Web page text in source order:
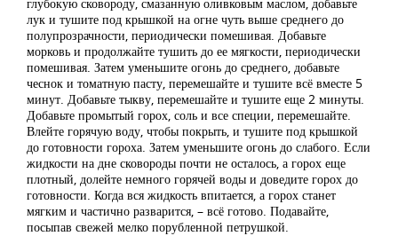
лук и тушите под крышкой на огне чуть выше среднего до
полупрозрачности, периодически помешивая. Добавьте
морковь и продолжайте тушить до ее мягкости, периодически
помешивая. Затем уменьшите огонь до среднего, добавьте
чеснок и томатную пасту, перемешайте и тушите всё вместе 5
минут. Добавьте тыкву, перемешайте и тушите еще 2 минуты.
Добавьте промытый горох, соль и все специи, перемешайте.
Влейте горячую воду, чтобы покрыть, и тушите под крышкой
до готовности гороха. Затем уменьшите огонь до слабого. Если
жидкости на дне сковороды почти не осталось, а горох еще
плотный, долейте немного горячей воды и доведите горох до
готовности. Когда вся жидкость впитается, а горох станет
мягким и частично разварится, – всё готово. Подавайте,
посыпав свежей мелко порубленной петрушкой.